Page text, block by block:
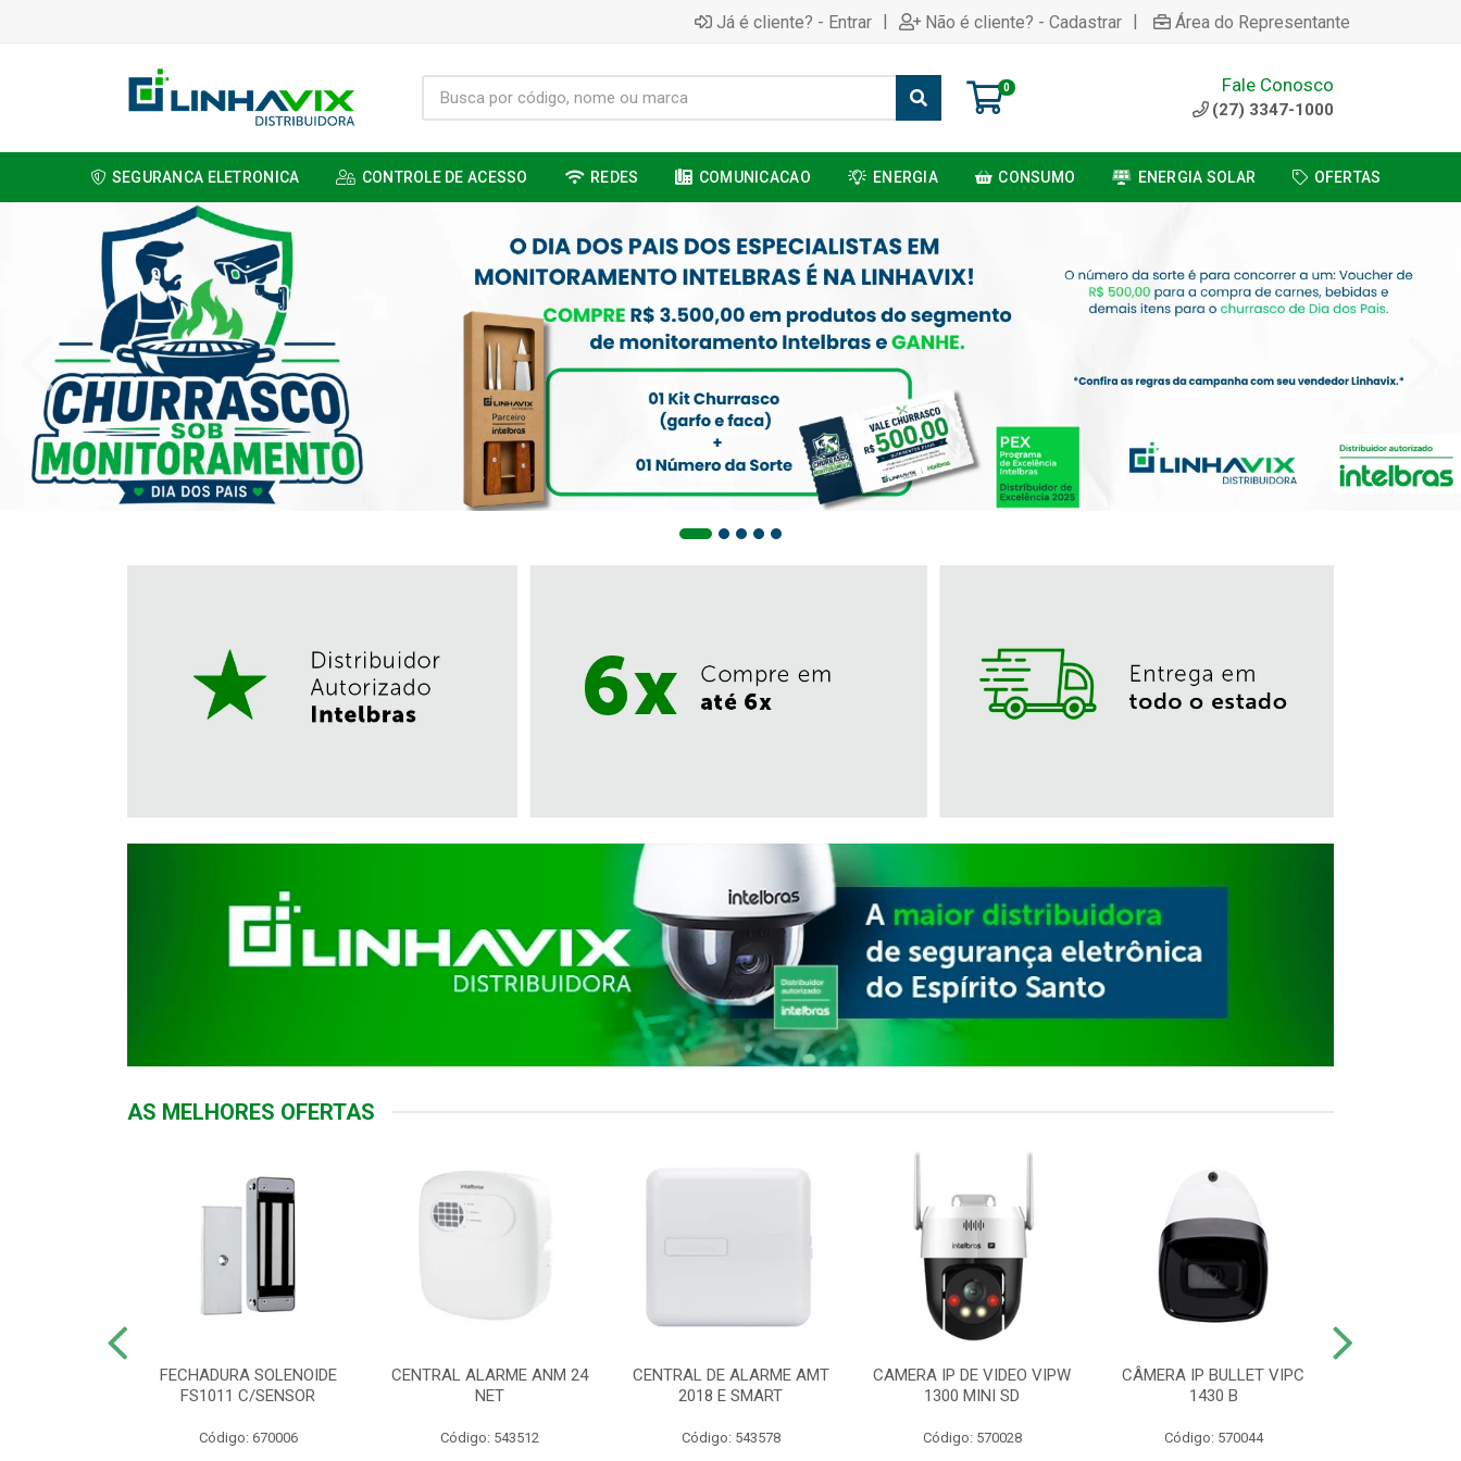
Já é cliente? - Entrar | Não é cliente? - Cadastrar | Área do Representante
0 Fale Conosco
(27) 3347-1000
SEGURANCA ELETRONICA CONTROLE DE ACESSO REDES COMUNICACAO ENERGIA CONSUMO ENERGIA SOLAR OFERTAS
AS MELHORES OFERTAS
FECHADURA SOLENOIDE
FS1011 C/SENSOR
Código: 670006
CENTRAL ALARME ANM 24
NET
Código: 543512
CENTRAL DE ALARME AMT
2018 E SMART
Código: 543578
CAMERA IP DE VIDEO VIPW
1300 MINI SD
Código: 570028
CÂMERA IP BULLET VIPC
1430 B
Código: 570044